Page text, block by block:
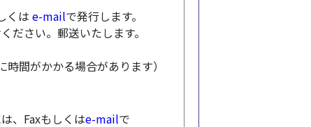
くは e-mailで発行します。
さい。郵送いたします。
間がかかる場合があります）
、Faxもしくはe-mailで